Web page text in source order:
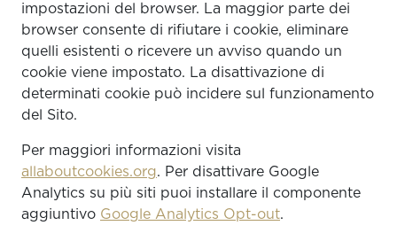
impostazioni del browser. La maggior parte dei
browser consente di rifiutare i cookie, eliminare
quelli esistenti o ricevere un avviso quando un
cookie viene impostato. La disattivazione di
determinati cookie può incidere sul funzionamento
del Sito.
Per maggiori informazioni visita
allaboutcookies.org. Per disattivare Google
Analytics su più siti puoi installare il componente
aggiuntivo Google Analytics Opt-out.